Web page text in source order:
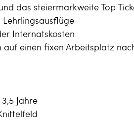
das steiermarkweite Top
Internatskosten
auf einen fixen Arbeitsplatz
Jahre